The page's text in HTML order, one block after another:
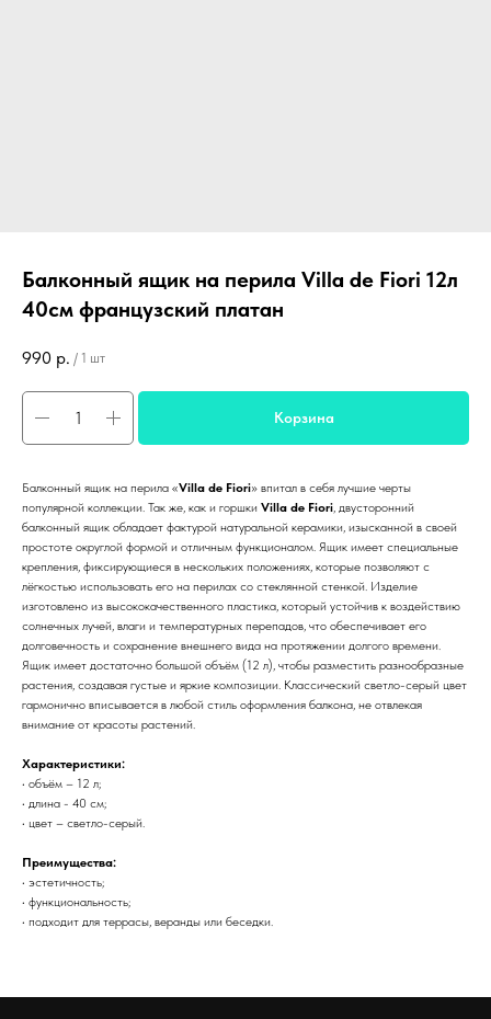
Балконный ящик на перила Villa de Fiori 12л
40см французский платан
990 р. / 1 шт
Корзина
Балконный ящик на перила «Villa de Fiori» впитал в себя лучшие черты
популярной коллекции. Так же, как и горшки Villa de Fiori, двусторонний
балконный ящик обладает фактурой натуральной керамики, изысканной в своей
простоте округлой формой и отличным функционалом. Ящик имеет специальные
крепления, фиксирующиеся в нескольких положениях, которые позволяют с
лёгкостью использовать его на перилах со стеклянной стенкой. Изделие
изготовлено из высококачественного пластика, который устойчив к воздействию
солнечных лучей, влаги и температурных перепадов, что обеспечивает его
долговечность и сохранение внешнего вида на протяжении долгого времени.
Ящик имеет достаточно большой объём (12 л), чтобы разместить разнообразные
растения, создавая густые и яркие композиции. Классический светло-серый цвет
гармонично вписывается в любой стиль оформления балкона, не отвлекая
внимание от красоты растений.
Характеристики:
• объём – 12 л;
• длина - 40 см;
• цвет – светло-серый.
Преимущества:
• эстетичность;
• функциональность;
• подходит для террасы, веранды или беседки.